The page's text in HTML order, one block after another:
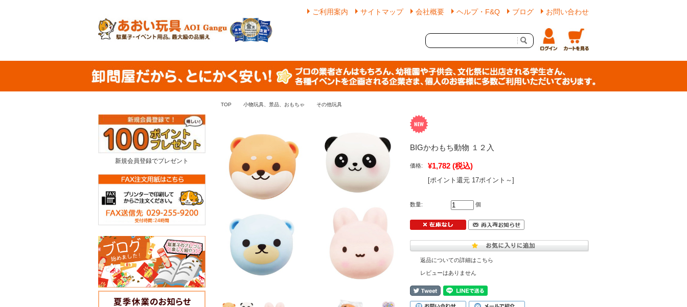
ご利用案内 サイトマップ 会社概要 ヘルプ・F&Q ブログ お問い合わせ
TOP 小物玩具、景品、おもちゃ その他玩具
BIGかわもち動物 １２入
価格: ¥1,782 (税込)
[ポイント還元 17ポイント～]
数量: 個
返品についての詳細はこちら
レビューはありません
新規会員登録でプレゼント